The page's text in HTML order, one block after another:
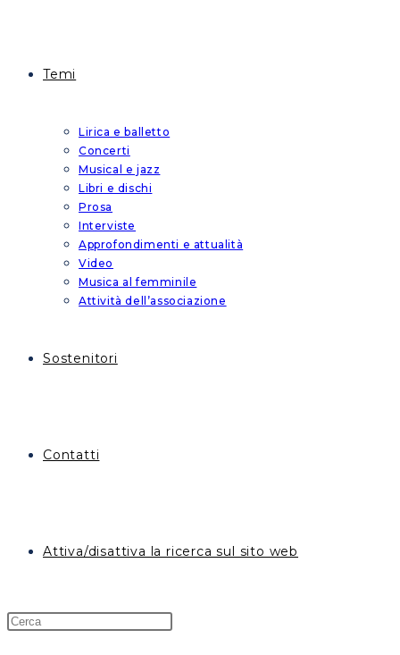
Temi
Lirica e balletto
Concerti
Musical e jazz
Libri e dischi
Prosa
Interviste
Approfondimenti e attualità
Video
Musica al femminile
Attività dell’associazione
Sostenitori
Contatti
Attiva/disattiva la ricerca sul sito web